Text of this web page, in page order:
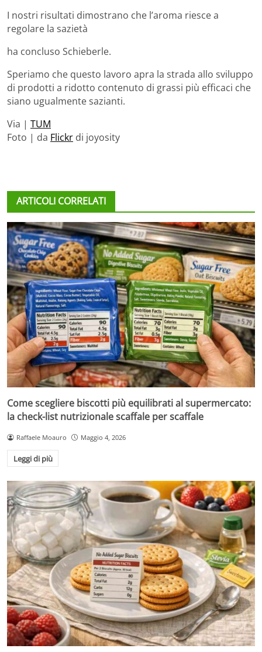
I nostri risultati dimostrano che l’aroma riesce a
regolare la sazietà
ha concluso Schieberle.
Speriamo che questo lavoro apra la strada allo sviluppo
di prodotti a ridotto contenuto di grassi più efficaci che
siano ugualmente sazianti.
Via | TUM
Foto | da Flickr di joyosity
ARTICOLI CORRELATI
Come scegliere biscotti più equilibrati al supermercato:
la check-list nutrizionale scaffale per scaffale
Raffaele Moauro Maggio 4, 2026
Leggi di più